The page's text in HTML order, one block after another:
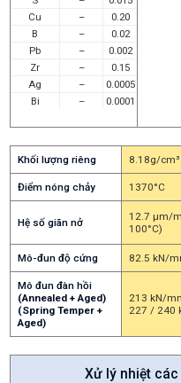
Cu
–
0.20
B
–
0.02
Pb
–
0.002
Zr
–
0.15
Ag
–
0.0005
Bi
– 0.0001
Khối lượng riêng 8.18g/cm³
Điểm nóng chảy 1370°C
Hệ số giãn nở
12.7 μm/
100°C)
Mô-đun độ cứng 82.5 kN/
Mô đun đàn hồi
(Annealed + Aged)
(Spring Temper +
Aged)
213 kN/
227 / 240
Xử lý nhiệt